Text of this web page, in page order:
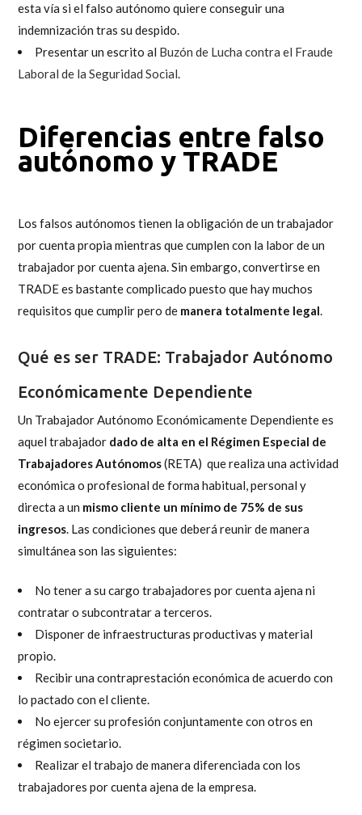
esta vía si el falso autónomo quiere conseguir una
indemnización tras su despido.
Presentar un escrito al Buzón de Lucha contra el Fraude
Laboral de la Seguridad Social.
Diferencias entre falso
autónomo y TRADE
Los falsos autónomos tienen la obligación de un trabajador
por cuenta propia mientras que cumplen con la labor de un
trabajador por cuenta ajena. Sin embargo, convertirse en
TRADE es bastante complicado puesto que hay muchos
requisitos que cumplir pero de manera totalmente legal.
Qué es ser TRADE: Trabajador Autónomo
Económicamente Dependiente
Un Trabajador Autónomo Económicamente Dependiente es
aquel trabajador dado de alta en el Régimen Especial de
Trabajadores Autónomos(RETA) que realiza una actividad
económica o profesional de forma habitual, personal y
directa a un mismo cliente un mínimo de 75% de sus
ingresos. Las condiciones que deberá reunir de manera
simultánea son las siguientes:
No tener a su cargo trabajadores por cuenta ajena ni
contratar o subcontratar a terceros.
Disponer de infraestructuras productivas y material
propio.
Recibir una contraprestación económica de acuerdo con
lo pactado con el cliente.
No ejercer su profesión conjuntamente con otros en
régimen societario.
Realizar el trabajo de manera diferenciada con los
trabajadores por cuenta ajena de la empresa.